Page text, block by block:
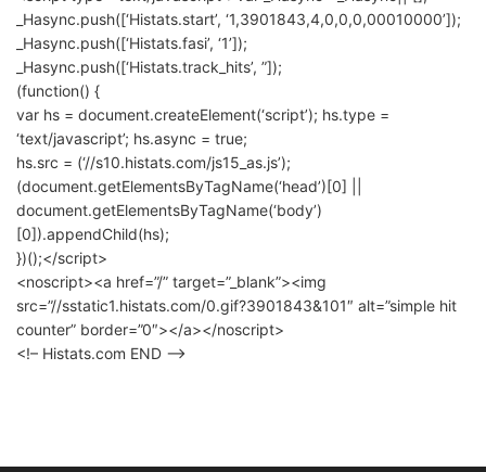
_Hasync.push([‘Histats.start’, ‘1,3901843,4,0,0,0,00010000’]);
_Hasync.push([‘Histats.fasi’, ‘1’]);
_Hasync.push([‘Histats.track_hits’, ”]);
(function() {
var hs = document.createElement(‘script’); hs.type =
‘text/javascript’; hs.async = true;
hs.src = (‘//s10.histats.com/js15_as.js’);
(document.getElementsByTagName(‘head’)[0] ||
document.getElementsByTagName(‘body’)
[0]).appendChild(hs);
})();</script>
<noscript><a href=”/” target=”_blank”><img
src=”//sstatic1.histats.com/0.gif?3901843&101″ alt=”simple hit
counter” border=”0″></a></noscript>
<!– Histats.com END –>